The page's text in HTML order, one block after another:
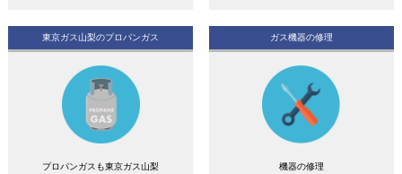
東京ガス山梨のプロパンガス
プロパンガスも東京ガス山梨
ガス機器の修理
機器の修理